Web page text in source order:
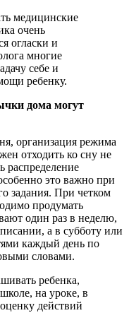
медицинские
очень
огласки и
многие
себе и
ребенку.
дома могут
организация режима
отходить ко сну не
распределение
это важно при
задания. При четком
продумать
один раз в неделю,
а в субботу или
каждый день по
словами.
ребенка,
на уроке, в
действий